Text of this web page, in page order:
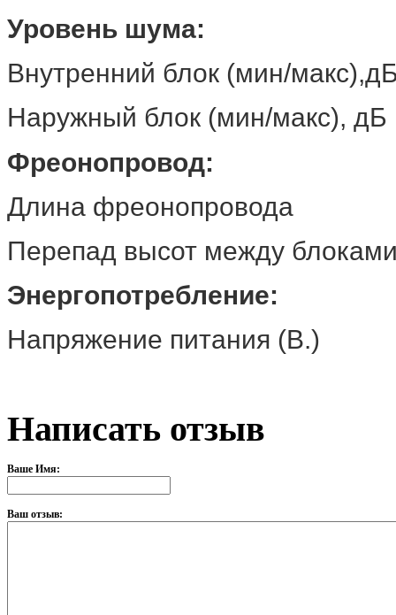
Уровень шума:
Внутренний блок (мин/
Наружный блок (мин/
Фреонопровод:
Длина
Перепад высот между
Энергопотребление:
Напряжение питания
Написать отзыв
Ваше Имя:
Ваш отзыв: